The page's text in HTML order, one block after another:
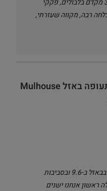
הנסיעה (לזמן הנסיעה הוסיפי 30% מקדם בלבולים, פקקי
רבה, מקווה שעזרתי,
נושא: ניצול הדרך משדה התעופה באזל Mulhouse
אנחנו משפחה 5 נפשות נוחתים בבאזל ב-9.6 ובסביבות
ראשון אנחנו ישנים